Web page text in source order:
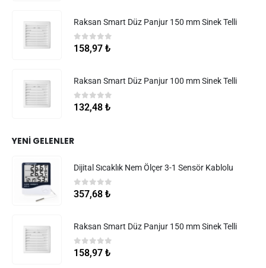
Raksan Smart Düz Panjur 150 mm Sinek Telli
0 5 üzerinden
158,97 ₺
Raksan Smart Düz Panjur 100 mm Sinek Telli
05 üzerinden
132,48 ₺
YENI GELENLER
Dijital Sıcaklık Nem Ölçer 3-1 Sensör Kablolu
05 üzerinden
357,68 ₺
Raksan Smart Düz Panjur 150 mm Sinek Telli
0 5 üzerinden
158,97 ₺